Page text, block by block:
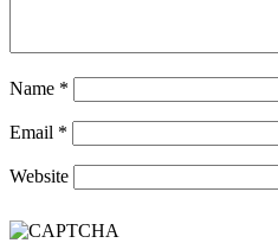
Name *
Email *
Website